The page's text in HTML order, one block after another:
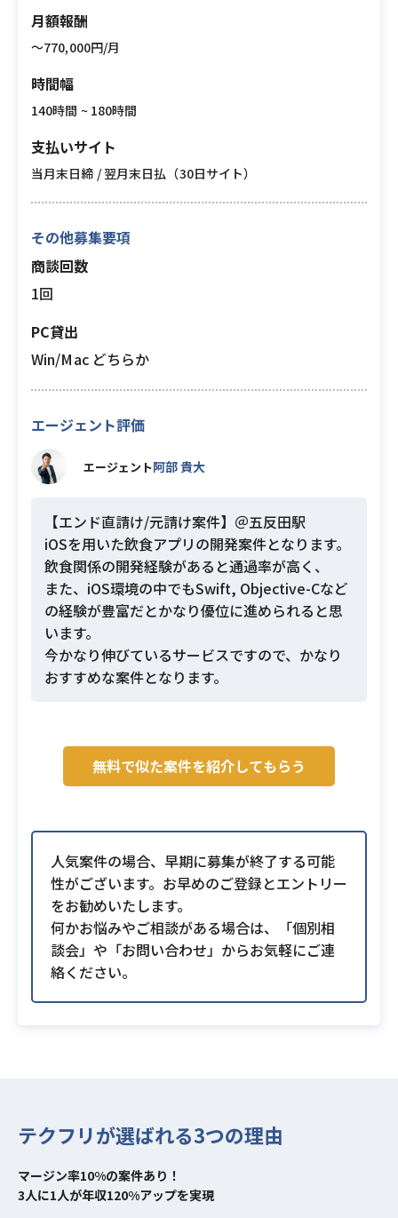
月額報酬
〜770,000円/月
時間幅
140時間 ~ 180時間
支払いサイト
当月末日締 / 翌月末日払（30日サイト）
その他募集要項
商談回数
1回
PC貸出
Win/Mac どちらか
エージェント評価
エージェント阿部 貴大
【エンド直請け/元請け案件】＠五反田駅
iOSを用いた飲食アプリの開発案件となります。
飲食関係の開発経験があると通過率が高く、
また、iOS環境の中でもSwift, Objective-Cなど
の経験が豊富だとかなり優位に進められると思
います。
今かなり伸びているサービスですので、かなり
おすすめな案件となります。
無料で似た案件を紹介してもらう
人気案件の場合、早期に募集が終了する可能
性がございます。お早めのご登録とエントリー
をお勧めいたします。
何かお悩みやご相談がある場合は、「個別相
談会」や「お問い合わせ」からお気軽にご連
絡ください。
テクフリが選ばれる3つの理由
マージン率10%の案件あり！
3人に1人が年収120%アップを実現